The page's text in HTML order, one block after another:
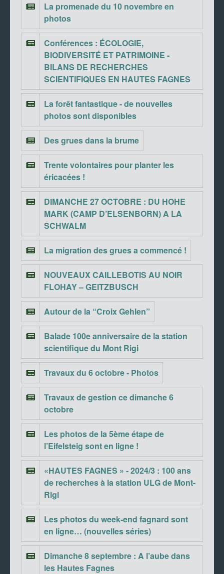
La promenade du 10 novembre en
photos
Conférences : ÉCOLOGIE,
BIODIVERSITÉ ET PATRIMOINE -
BILANS DE RECHERCHES
SCIENTIFIQUES EN HAUTES FAGNES
La forêt fantastique - de nouvelles
photos sont disponibles
Des grues dans la brume
Trente volontaires pour planter les
éricacées !
DIMANCHE 27 OCTOBRE : DU HOHE
MARK (CAMP D’ELSENBORN) A LA
SCHWALM
La migration des grues a commencé !
NOUVEAUX CAILLEBOTIS AU NOIR
FLOHAY – GEITZBUSCH
Autour de la “Croix Gehlen”
Balade 100e anniversaire de la station
scientifique du Mont Rigi
Travaux du 6 octobre - Photos
Travaux de gestion ce dimanche 6
octobre
Les photos de la 5ème étape de
l’Eifelsteig sont en ligne !
«HAUTES FAGNES » - 2024/3 : 100 ans
de recherches à la station ULG de Mont-
Rigi
Les photos du week-end fagnard sont
en ligne… (nouvelles séries)
Dimanche 8 septembre : A l’aube dans
les Hautes Fagnes